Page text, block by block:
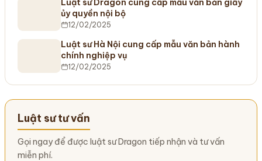
Luật sư Dragon cung cấp mẫu văn bản giấy
ủy quyền nội bộ
12/02/2025
Luật sư Hà Nội cung cấp mẫu văn bản hành
chính nghiệp vụ
12/02/2025
Luật sư tư vấn
Gọi ngay để được luật sư Dragon tiếp nhận và tư vấn
miễn phí.